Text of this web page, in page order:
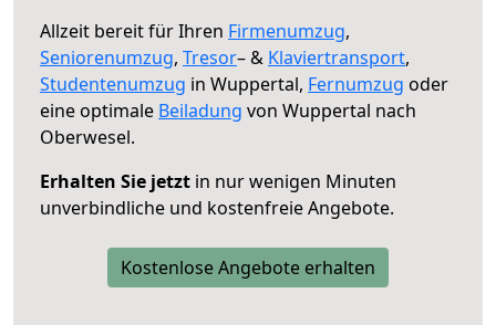
Allzeit bereit für Ihren Firmenumzug,
Seniorenumzug, Tresor– & Klaviertransport,
Studentenumzug in Wuppertal, Fernumzug oder
eine optimale Beiladung von Wuppertal nach
Oberwesel.
Erhalten Sie jetzt in nur wenigen Minuten
unverbindliche und kostenfreie Angebote.
Kostenlose Angebote erhalten